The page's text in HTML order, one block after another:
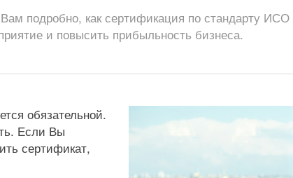
Вам подробно, как сертификация по стандарту
и повысить прибыльность бизнеса.
обязательной.
Если Вы
сертификат,